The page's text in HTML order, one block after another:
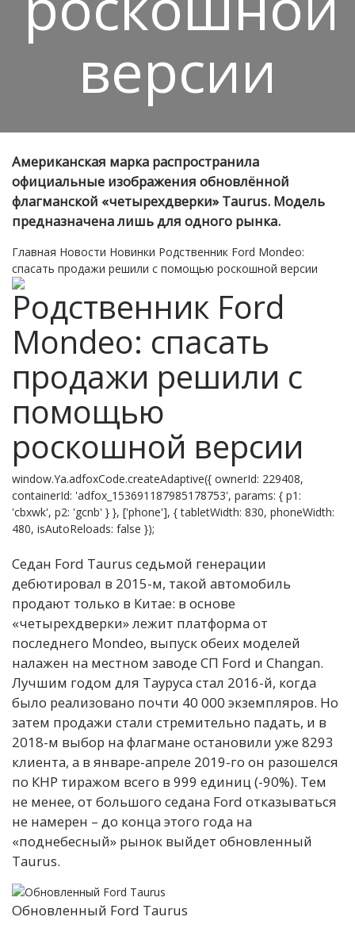
версии
Американская марка распространила
официальные изображения обновлённой
флагманской «четырехдверки» Taurus. Модель
предназначена лишь для одного рынка.
Главная Новости Новинки Родственник Ford Mondeo:
спасать продажи решили с помощью роскошной версии
Родственник Ford
Mondeo: спасать
продажи решили с
помощью
роскошной версии
window.Ya.adfoxCode.createAdaptive({ ownerId: 229408,
containerId: 'adfox_153691187985178753', params: { p1:
'cbxwk', p2: 'gcnb' } }, ['phone'], { tabletWidth: 830, phoneWidth:
480, isAutoReloads: false });
Седан Ford Taurus седьмой генерации
дебютировал в 2015-м, такой автомобиль
продают только в Китае: в основе
«четырехдверки» лежит платформа от
последнего Mondeo, выпуск обеих моделей
налажен на местном заводе СП Ford и Changan.
Лучшим годом для Тауруса стал 2016-й, когда
было реализовано почти 40 000 экземпляров. Но
затем продажи стали стремительно падать, и в
2018-м выбор на флагмане остановили уже 8293
клиента, а в январе-апреле 2019-го он разошелся
по КНР тиражом всего в 999 единиц (-90%). Тем
не менее, от большого седана Ford отказываться
не намерен – до конца этого года на
«поднебесный» рынок выйдет обновленный
Taurus.
Обновленный Ford Taurus